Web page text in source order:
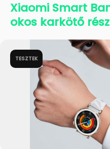
Xiaomi Smart
okos karkötő
TESZTEK